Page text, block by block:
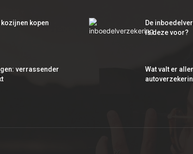
kopen
verrassender
De
is deze voor?
Wat valt er